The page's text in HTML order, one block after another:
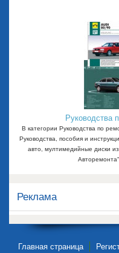
Руководства
В категории Руководства по
Руководства, пособия и
авто, мултимедийные диски
Реклама
Главная страница